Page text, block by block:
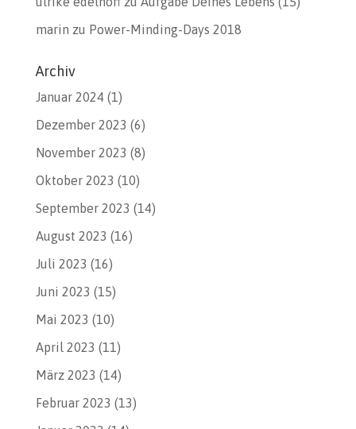
marin zu Power-Minding-Days 2018
Archiv
Januar 2024(1)
Dezember 2023 (6)
November 2023 (8)
Oktober 2023 (10)
September 2023 (14)
August 2023 (16)
Juli 2023 (16)
Juni 2023 (15)
Mai 2023 (10)
April 2023 (11)
März 2023 (14)
Februar 2023 (13)